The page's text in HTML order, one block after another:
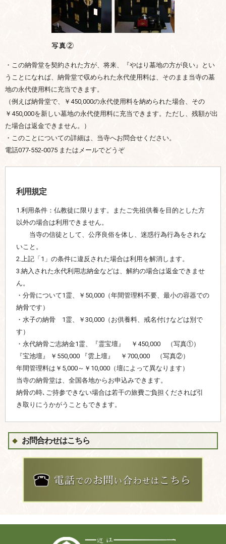
・この納骨堂を契約された方が、将来、『やはり墓地の方が良い』とい
うことになれば、納骨堂で収められた永代使用料は、そのまま当寺の墓
地の永代使用料に充当できます。
（例えば納骨堂で、￥450,000の永代使用料を納められた場合、その
￥450,000を新しい墓地の永代使用料に充当できます。ただし、残額が出
た場合は返金できません。）
・このことについての詳細は、当寺へお問合せください。
電話077-552-0075 またはメールでどうぞ
利用規定
1.利用条件：仏教徒に限ります。またご先祖供養を目的とした方
以外の場合は利用できません。
当寺の信徒として、公序良俗を体し、迷惑行為行為をされな
いこと。
2.上記「1」の条件に違反された場合は利用を解消します。
3.納入された永代利用志納金などは、解約の場合は返金できませ
ん。
・分骨について1霊、￥50,000（年間管理料不要、最小の容器での
納骨です）
・水子の納骨 1霊、￥30,000（お供養料、戒名付けなどは別で
す）
・永代納骨ご志納金1霊、『霊宝壇』 ￥450,000 （写真①）
『宝池壇』 ￥550,000 『雲上壇』 ￥700,000 （写真②）
年間管理料は￥5,000～￥10,000（壇によって異なります）
当寺の納骨堂は、全国各地からお申込みできます。
納骨の時､ご持参できない場合は若干の旅費ご負担くだされば引
き取りにうかがうこともできます。
お問合わせはこちら